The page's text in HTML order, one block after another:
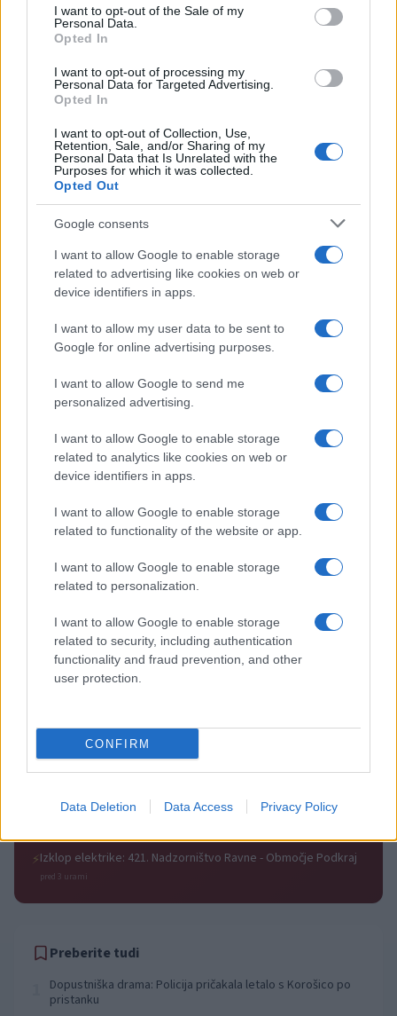
consent section.
I want to opt-out of the Sale of my
Personal Data.
Opted In
I want to opt-out of processing my
Personal Data for Targeted Advertising.
Opted In
I want to opt-out of Collection, Use,
Retention, Sale, and/or Sharing of my
Personal Data that Is Unrelated with the
Purposes for which it was collected.
Opted Out
Google consents
I want to allow Google to enable storage
related to advertising like cookies on web or
device identifiers in apps.
I want to allow my user data to be sent to
Google for online advertising purposes.
I want to allow Google to send me
personalized advertising.
I want to allow Google to enable storage
related to analytics like cookies on web or
device identifiers in apps.
I want to allow Google to enable storage
related to functionality of the website or app.
I want to allow Google to enable storage
related to personalization.
I want to allow Google to enable storage
related to security, including authentication
functionality and fraud prevention, and other
user protection.
CONFIRM
Data Deletion Data Access Privacy Policy
odstranjeni. Pravila komentiranja →
Failed to fetch
Kategorije: Policijsko poročilo PU Celje
Ključne besede:
Več iz kategorije Policijsko poročilo
Policijsko poročilo, 4. 8. 2026
Izklop elektrike: 426. Nadzorništvo Vuzenica - Območje Sv.
Anton na Pohorju
pred 3 urami
pred 3 urami
⚡ Izklop elektrike: 424. Nadzorništvo Vuzenica - Območje Orlice
pred 3 urami
Izklop elektrike: 429. Nadzorništvo Ravne - Območje Prevalje
Prisoje
⚡Izklop elektrike: 421. Nadzorništvo Ravne - Območje Podkraj
pred 3 urami
Preberite tudi
Dopustniška drama: Policija pričakala letalo s Korošico po
pristanku